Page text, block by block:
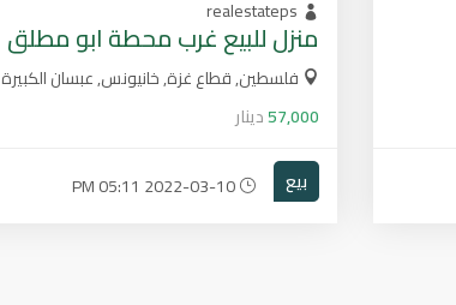
realestateps
منزل للبيع غرب محطة ابو مطلق
فلسطين, قطاع غزة, خانيونس, عبسان الكبيرة
57,000دينار
بيع